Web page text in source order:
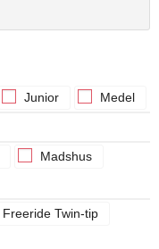
Junior Medel
Madshus
Freeride Twin-tip